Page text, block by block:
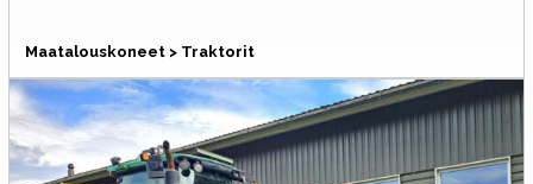
Maatalouskoneet > Traktorit